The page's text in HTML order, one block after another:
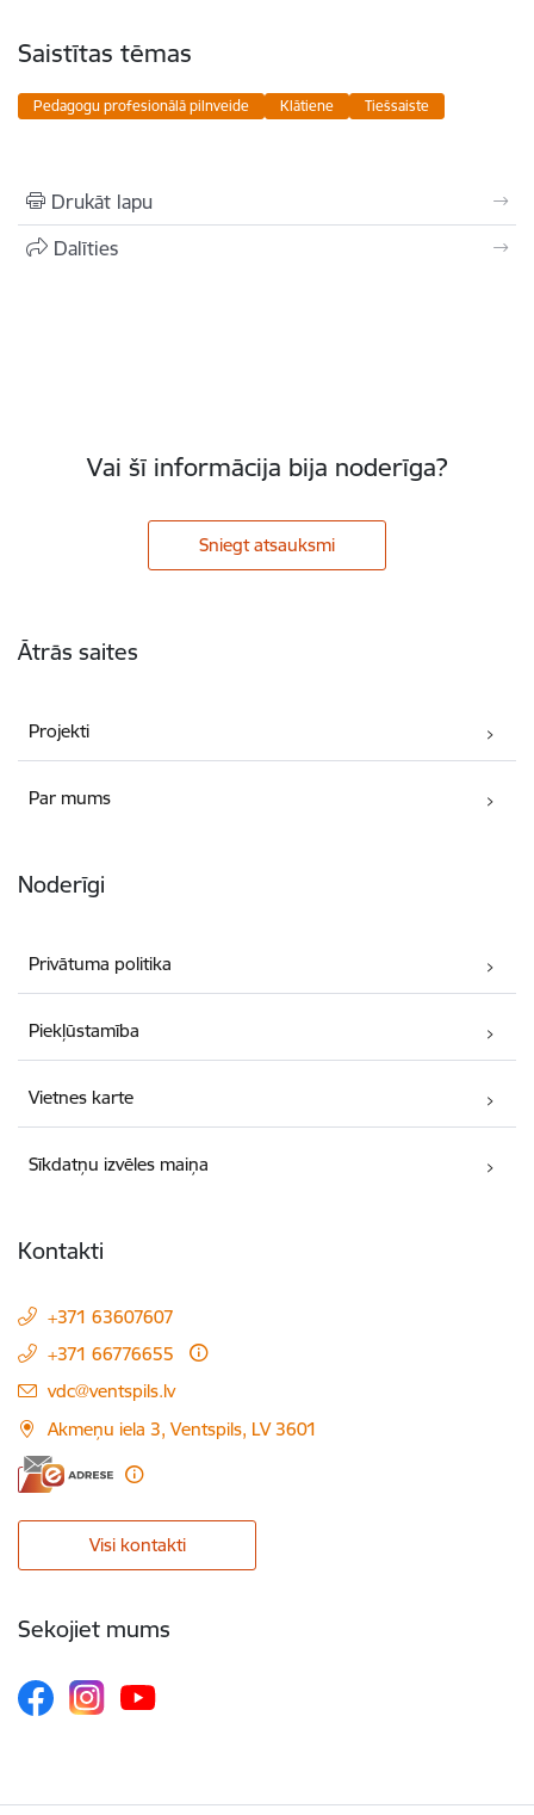
Saistītas tēmas
Pedagogu profesionālā pilnveide Klātiene Tiešsaiste
Drukāt lapu
Dalīties
Vai šī informācija bija noderīga?
Sniegt atsauksmi
Ātrās saites
Projekti
Par mums
Noderīgi
Privātuma politika
Piekļūstamība
Vietnes karte
Sīkdatņu izvēles maiņa
Kontakti
+371 63607607
+371 66776655
E-pasts:
vdc@ventspils.lv
Akmeņu iela 3, Ventspils, LV 3601
Visi kontakti
Sekojiet mums